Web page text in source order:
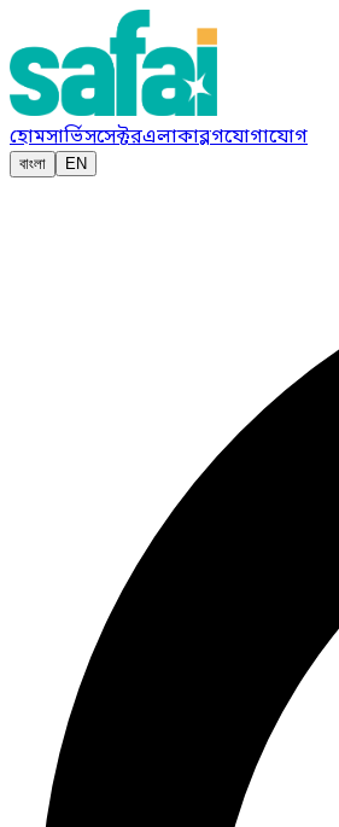
হোমসার্ভিসসেক্টরএলাকাব্লগযোগাযোগ
বাংলা EN